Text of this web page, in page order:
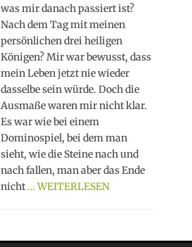
was mir danach passiert ist?
Nach dem Tag mit meinen
persönlichen drei heiligen
Königen? Mir war bewusst, dass
mein Leben jetzt nie wieder
dasselbe sein würde. Doch die
Ausmaße waren mir nicht klar.
Es war wie bei einem
Dominospiel, bei dem man
sieht, wie die Steine nach und
nach fallen, man aber das Ende
nicht … WEITERLESEN